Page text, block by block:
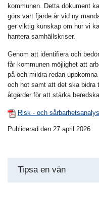
kommunen. Detta dokument
görs vart fjärde år vid ny
ger viktig kunskap om hur vi
hantera samhällskriser.
Genom att identifiera och
får kommunen möjlighet att
på och mildra redan
och hot samt att det ska bidra
åtgärder för att stärka
Risk - och
Publicerad den 27 april 2026
Tipsa en vän